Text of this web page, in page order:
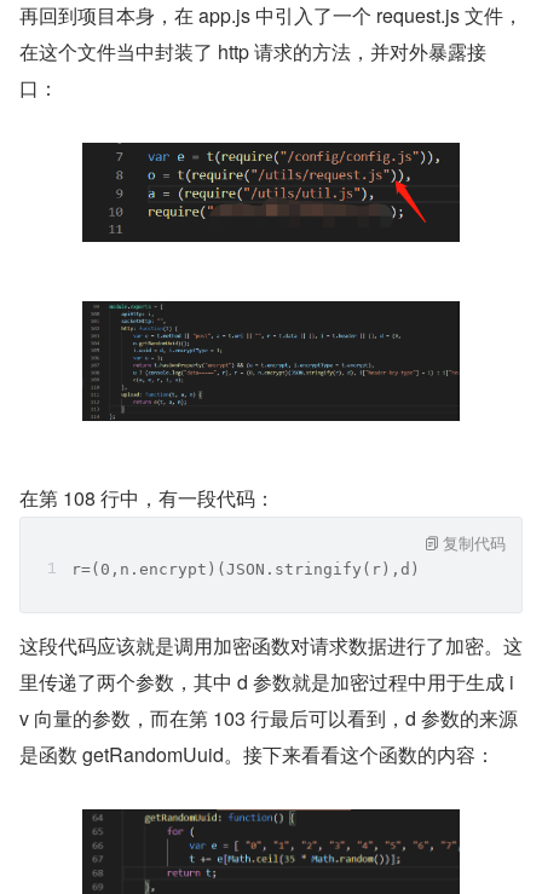
再回到项目本身，在 app.js 中引入了一个 request.js 文件，
在这个文件当中封装了 http 请求的方法，并对外暴露接
口：
在第 108 行中，有一段代码：
r=(0,n.encrypt)(JSON.stringify(r),d)
复制代码
这段代码应该就是调用加密函数对请求数据进行了加密。这
里传递了两个参数，其中 d 参数就是加密过程中用于生成 i
v 向量的参数，而在第 103 行最后可以看到，d 参数的来源
是函数 getRandomUuid。接下来看看这个函数的内容：